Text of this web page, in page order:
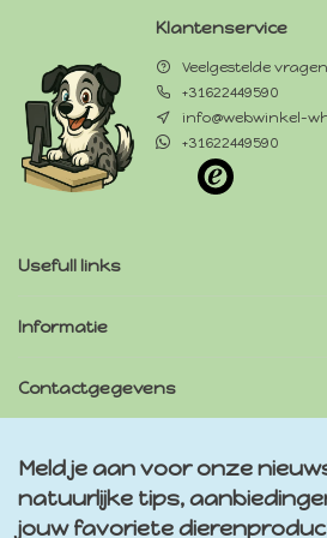
Klantenservice
Veelgestelde vragen
+31622449590
info@webwinkel-
+31622449590
Usefull links
Informatie
Contactgegevens
Meld je aan voor onze
natuurlijke tips,
jouw favoriete